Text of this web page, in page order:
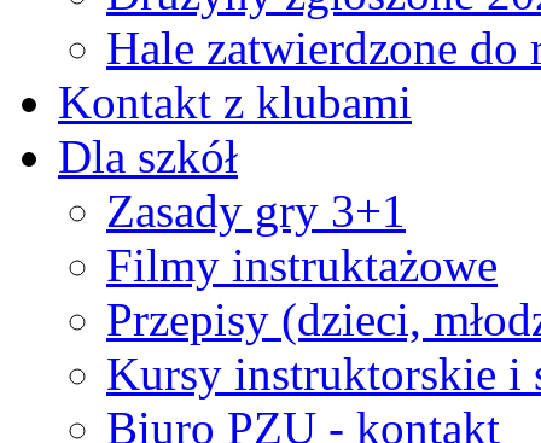
Hale zatwierdzone
Kontakt z klubami
Dla szkół
Zasady gry 3+1
Filmy instruktażowe
Przepisy (dzieci,
Kursy instruktorskie i
Biuro PZU - kontakt